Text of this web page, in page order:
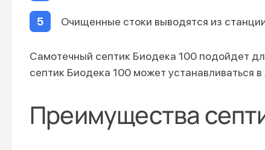
Очищенные стоки выводятся из
Самотечный септик Биодека 100 подойдет
септик Биодека 100 может устанавливаться
Преимущества